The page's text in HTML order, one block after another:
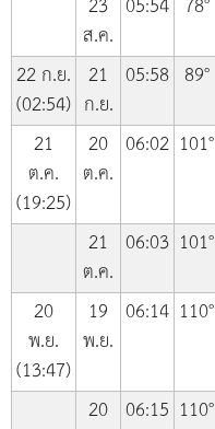
ส.ค.
22 ก.ย.
(02:54)
21
ก.ย.
05:58 89°
21
ต.ค.
(19:25)
20
ต.ค.
06:02 101°
21
ต.ค.
06:03 101°
20
พ.ย.
(13:47)
19
พ.ย.
06:14 110°
20 06:15 110°